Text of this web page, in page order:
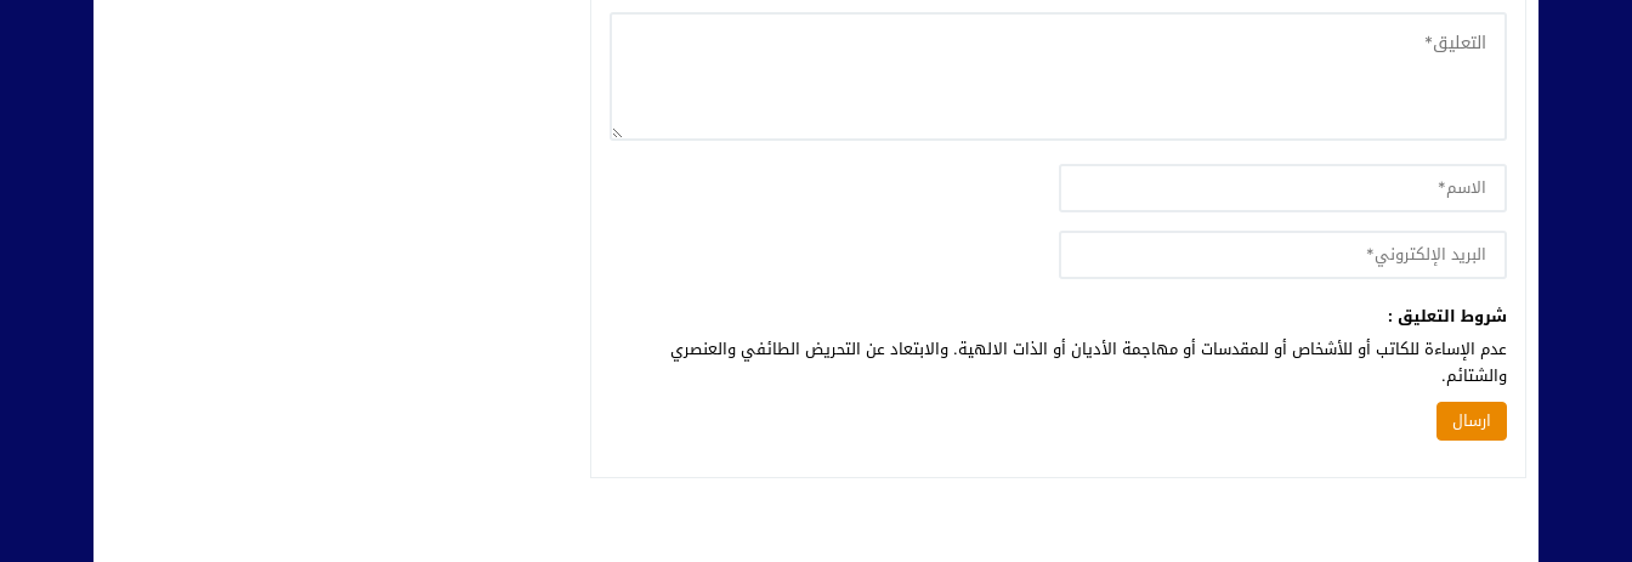
شروط التعليق :
عدم الإساءة للكاتب أو للأشخاص أو للمقدسات أو مهاجمة الأديان أو الذات الالهية. والابتعاد عن التحريض الطائفي والعنصري
والشتائم.